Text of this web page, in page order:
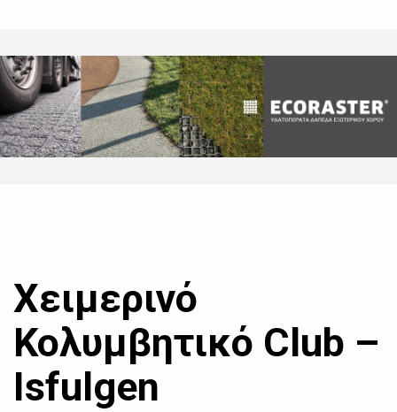
Χειμερινό
Κολυμβητικό Club –
Isfulgen